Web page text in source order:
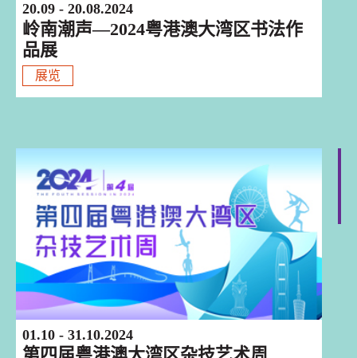
20.09 - 20.08.2024
岭南潮声—2024粤港澳大湾区书法作
品展
展览
01.10 - 31.10.2024